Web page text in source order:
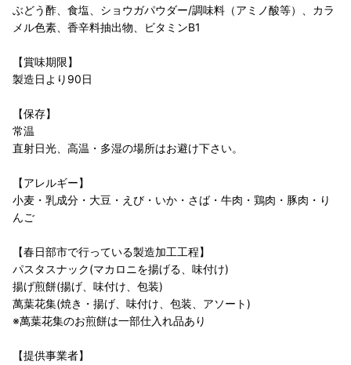
ぶどう酢、食塩、ショウガパウダー/調味料（アミノ酸等）、カラ
メル色素、香辛料抽出物、ビタミンB1
【賞味期限】
製造日より90日
【保存】
常温
直射日光、高温・多湿の場所はお避け下さい。
【アレルギー】
小麦・乳成分・大豆・えび・いか・さば・牛肉・鶏肉・豚肉・り
んご
【春日部市で行っている製造加工工程】
パスタスナック(マカロニを揚げる、味付け)
揚げ煎餅(揚げ、味付け、包装)
萬葉花集(焼き・揚げ、味付け、包装、アソート)
※萬葉花集のお煎餅は一部仕入れ品あり
【提供事業者】